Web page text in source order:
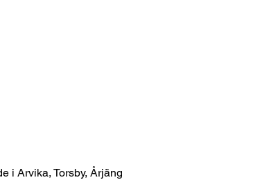
i Arvika, Torsby, Årjäng